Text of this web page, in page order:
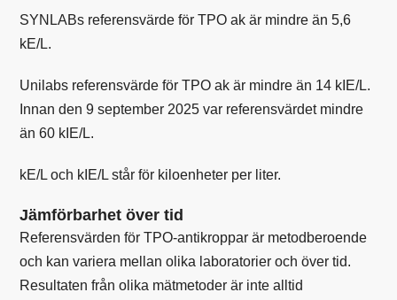
SYNLABs referensvärde för TPO ak är mindre än 5,6
kE/L.
Unilabs referensvärde för TPO ak är mindre än 14 kIE/L.
Innan den 9 september 2025 var referensvärdet mindre
än 60 kIE/L.
kE/L och kIE/L står för kiloenheter per liter.
Jämförbarhet över tid
Referensvärden för TPO-antikroppar är metodberoende
och kan variera mellan olika laboratorier och över tid.
Resultaten från olika mätmetoder är inte alltid